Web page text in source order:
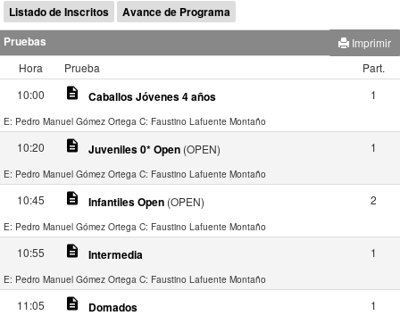
Listado de Inscritos
Avance de Programa
Pruebas
Imprimir
Hora
Prueba
Part.
10:00
description Caballos Jóvenes 4 años 1
E: Pedro Manuel Gómez Ortega C: Faustino Lafuente Montaño
10:20 description Juveniles 0* Open (OPEN) 1
E: Pedro Manuel Gómez Ortega C: Faustino Lafuente Montaño
10:45 description Infantiles Open (OPEN) 2
E: Pedro Manuel Gómez Ortega C: Faustino Lafuente Montaño
10:55 description Intermedia 1
E: Pedro Manuel Gómez Ortega C: Faustino Lafuente Montaño
11:05 description Domados 1